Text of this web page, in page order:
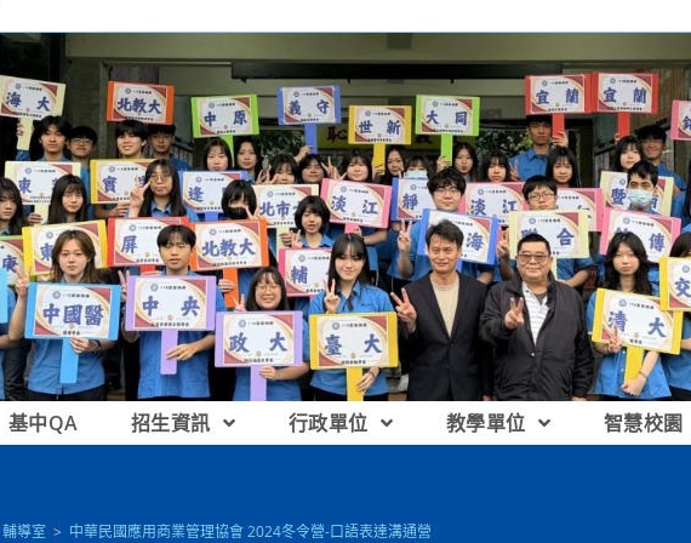
基中QA 招生資訊 行政單位 教學單位 智慧校園
輔導室 > 中華民國應用商業管理協會 2024冬令營-口語表達溝通營